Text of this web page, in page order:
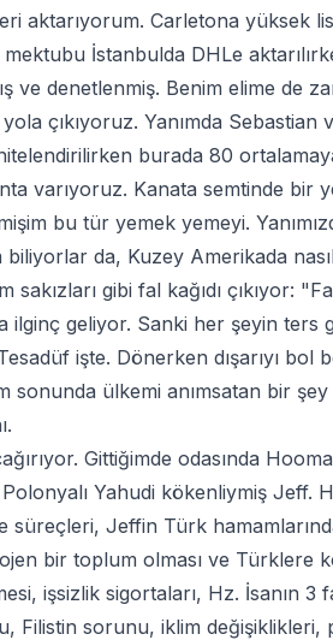
aktarıyorum. Carletona yüksek
İstanbulda DHLe
denetlenmiş. Benim elime de
çıkıyoruz. Yanımda Sebastian
burada 80
varıyoruz. Kanata semtinde bir
bu tür yemek yemeyi.
da, Kuzey Amerikada
gibi fal kağıdı çıkıyor:
geliyor. Sanki her şeyin ters
işte. Dönerken dışarıyı bol
sonunda ülkemi anımsatan bir
Gittiğimde odasında
Yahudi kökenliymiş Jeff.
Jeffin Türk
bir toplum olması ve Türklere
işsizlik sigortaları, Hz. İsanın 3
Filistin sorunu, iklim değişiklikleri,